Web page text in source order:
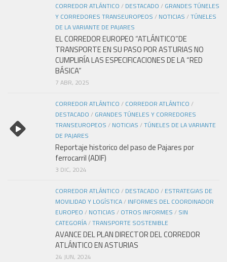
CORREDOR ATLÁNTICO / DESTACADO / GRANDES TÚNELES
Y CORREDORES TRANSEUROPEOS / NOTICIAS /TÚNELES
DE LA VARIANTE DE PAJARES
EL CORREDOR EUROPEO “ATLÁNTICO”DE
TRANSPORTE EN SU PASO POR ASTURIAS NO
CUMPLIRÍA LAS ESPECIFICACIONES DE LA “RED
BÁSICA”
7 ABR, 2025
CORREDOR ATLÁNTICO / CORREDOR ATLÁNTICO /
DESTACADO / GRANDES TÚNELES Y CORREDORES
TRANSEUROPEOS / NOTICIAS /TÚNELES DE LA VARIANTE
DE PAJARES
Reportaje historico del paso de Pajares por
ferrocarril (ADIF)
3 DIC, 2024
CORREDOR ATLÁNTICO / DESTACADO / ESTRATEGIAS DE
MOVILIDAD Y LOGÍSTICA/ INFORMES DEL COORDINADOR
EUROPEO / NOTICIAS / OTROS INFORMES / SIN
CATEGORÍA/TRANSPORTE SOSTENIBLE
AVANCE DEL PLAN DIRECTOR DEL CORREDOR
ATLÁNTICO EN ASTURIAS
24 JUN, 2024